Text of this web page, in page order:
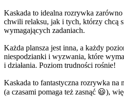
Kaskada to idealna rozrywka
chwili relaksu, jak i tych, którzy chcą
wymagających zadaniach.
Każda plansza jest inna, a każdy
niespodzianki i wyzwania, które
i działania. Poziom trudności rośnie!
Kaskada to fantastyczna rozrywka na
(a czasami pomaga też zasnąć 😃),